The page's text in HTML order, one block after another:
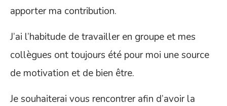
apporter ma contribution.
J’ai l’habitude de travailler en groupe et mes
collègues ont toujours été pour moi une source
de motivation et de bien être.
Je souhaiterai vous rencontrer afin d’avoir la